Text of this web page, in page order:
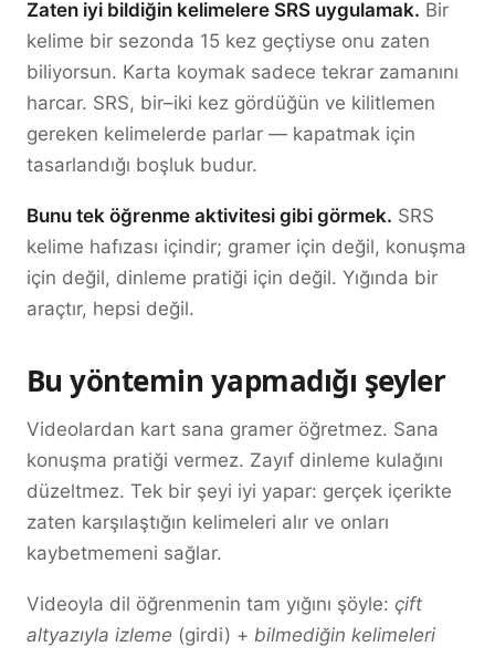
Zaten iyi bildiğin kelimelere SRS uygulamak. Bir
kelime bir sezonda 15 kez geçtiyse onu zaten
biliyorsun. Karta koymak sadece tekrar zamanını
harcar. SRS, bir–iki kez gördüğün ve kilitlemen
gereken kelimelerde parlar — kapatmak için
tasarlandığı boşluk budur.
Bunu tek öğrenme aktivitesi gibi görmek. SRS
kelime hafızası içindir; gramer için değil, konuşma
için değil, dinleme pratiği için değil. Yığında bir
araçtır, hepsi değil.
Bu yöntemin yapmadığı şeyler
Videolardan kart sana gramer öğretmez. Sana
konuşma pratiği vermez. Zayıf dinleme kulağını
düzeltmez. Tek bir şeyi iyi yapar: gerçek içerikte
zaten karşılaştığın kelimeleri alır ve onları
kaybetmemeni sağlar.
Videoyla dil öğrenmenin tam yığını şöyle: çift
altyazıyla izleme (girdi) + bilmediğin kelimeleri